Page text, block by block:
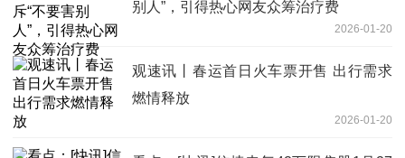
别人”，引得热心网友众筹治疗费
2026-01-20
观速讯丨春运首日火车票开售 出行需求
燃情释放
2026-01-20